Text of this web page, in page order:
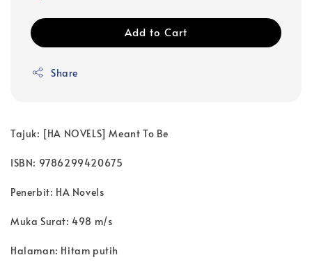
Add to Cart
Share
Tajuk: [HA NOVELS] Meant To Be
ISBN: 9786299420675
Penerbit: HA Novels
Muka Surat: 498 m/s
Halaman: Hitam putih